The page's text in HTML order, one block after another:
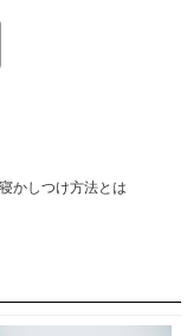
かしつけ方法とは